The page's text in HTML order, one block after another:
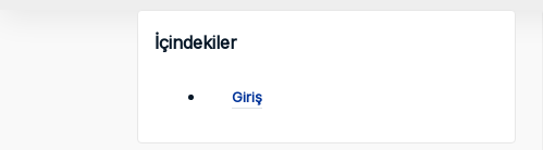
İçindekiler
Giriş